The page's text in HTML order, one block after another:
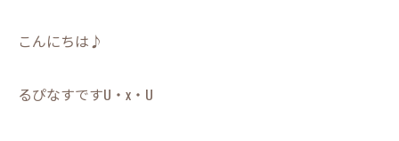
こんにちは♪
るぴなすですU・x・U